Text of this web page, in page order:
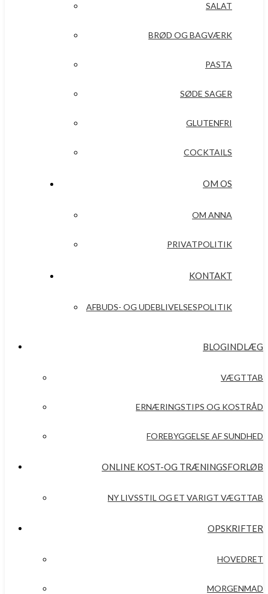
SALAT
BRØD OG BAGVÆRK
PASTA
SØDE SAGER
GLUTENFRI
COCKTAILS
OM OS
OM ANNA
PRIVATPOLITIK
KONTAKT
AFBUDS- OG UDEBLIVELSESPOLITIK
BLOGINDLÆG
VÆGTTAB
ERNÆRINGSTIPS OG KOSTRÅD
FOREBYGGELSE AF SUNDHED
ONLINE KOST-OG TRÆNINGSFORLØB
NY LIVSSTIL OG ET VARIGT VÆGTTAB
OPSKRIFTER
HOVEDRET
MORGENMAD